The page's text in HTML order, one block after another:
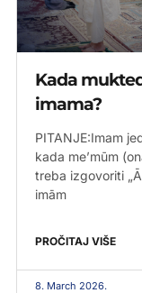
Kada
imama?
PITANJE:Imam
kada me’mūm
treba izgovoriti
imām
PROČITAJ VIŠE
8. March 2026.